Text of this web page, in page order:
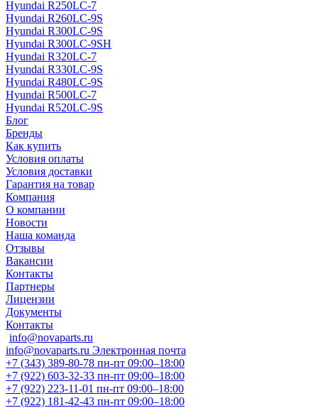
Hyundai R250LC-7
Hyundai R260LC-9S
Hyundai R300LC-9S
Hyundai R300LC-9SH
Hyundai R320LC-7
Hyundai R330LC-9S
Hyundai R480LC-9S
Hyundai R500LC-7
Hyundai R520LC-9S
Блог
Бренды
Как купить
Условия оплаты
Условия доставки
Гарантия на товар
Компания
О компании
Новости
Наша команда
Отзывы
Вакансии
Контакты
Партнеры
Лицензии
Документы
Контакты
info@novaparts.ru
info@novaparts.ru Электронная почта
+7 (343) 389-80-78 пн-пт 09:00–18:00
+7 (922) 603-32-33 пн-пт 09:00–18:00
+7 (922) 223-11-01 пн-пт 09:00–18:00
+7 (922) 181-42-43 пн-пт 09:00–18:00